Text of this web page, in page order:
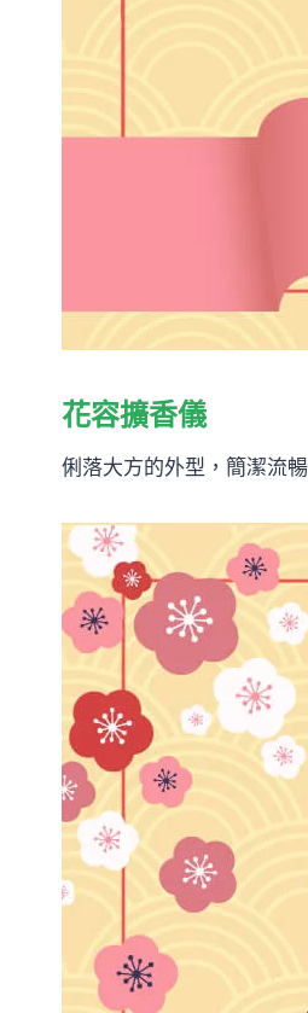
花容擴香儀
俐落大方的外型，簡潔流